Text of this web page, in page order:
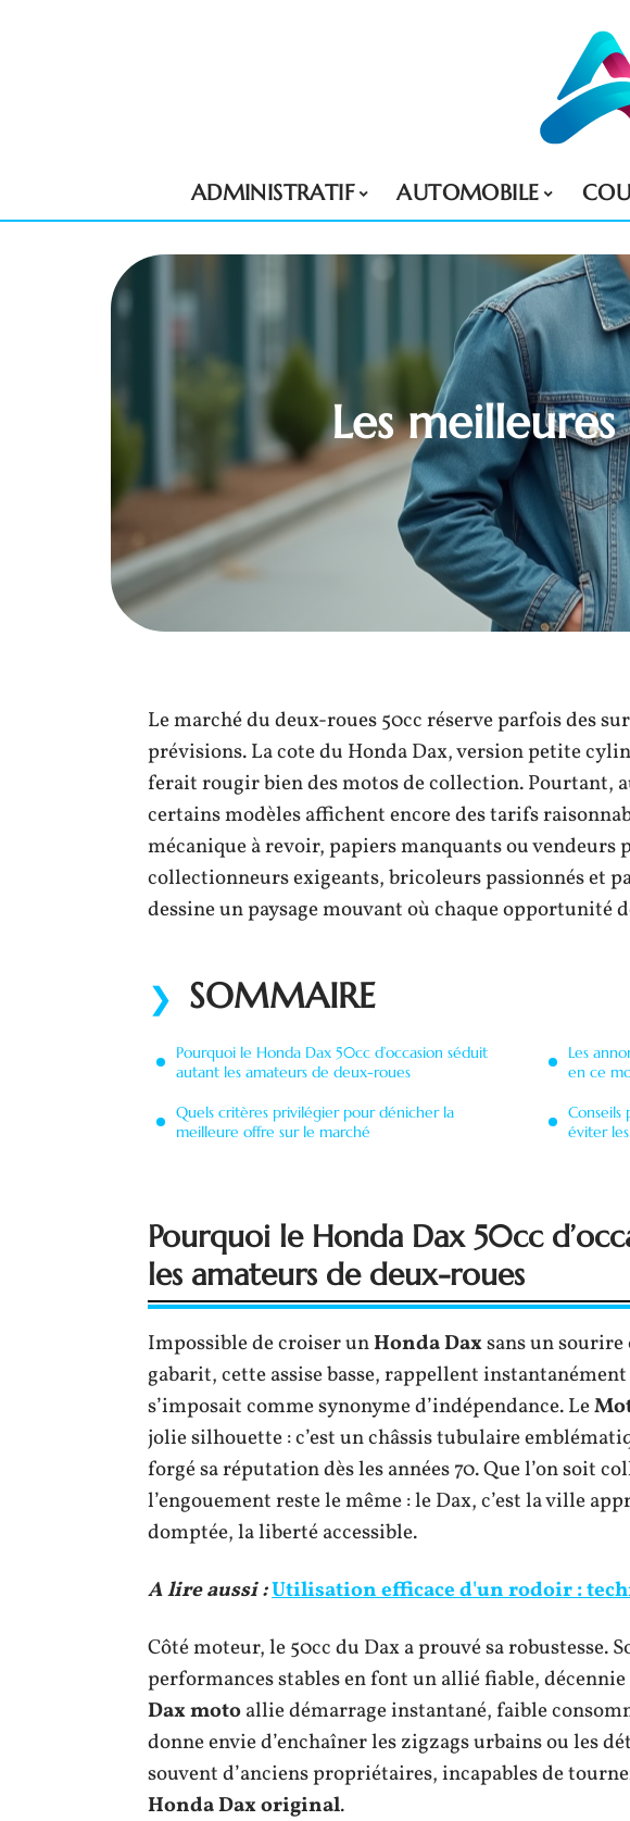
ADMINISTRATIF AUTOMOBILE
Les
Le marché du deux-roues 50cc réserve parfois des
prévisions. La cote du Honda Dax, version petite
ferait rougir bien des motos de collection. Pourtant,
certains modèles affichent encore des tarifs
mécanique à revoir, papiers manquants ou vendeurs
collectionneurs exigeants, bricoleurs passionnés et
dessine un paysage mouvant où chaque opportunité
SOMMAIRE
Pourquoi le Honda Dax 50cc d’occasion séduit
autant les amateurs de deux-roues
Quels critères privilégier pour dénicher la
meilleure offre sur le marché
Les
en ce
Conseils
éviter
Pourquoi le Honda Dax 50cc
les amateurs de deux-roues
Impossible de croiser unHonda Daxsans un
gabarit, cette assise basse, rappellent
s’imposait comme synonyme d’indépendance. Le
jolie silhouette : c’est un châssis tubulaire
forgé sa réputation dès les années 70. Que l’on soit
l’engouement reste le même : le Dax, c’est la ville
domptée, la liberté accessible.
A lire aussi :Utilisation efficace d'un rodoir :
Côté moteur, le 50cc du Dax a prouvé sa robustesse.
performances stables en font un allié fiable, décennie
Dax motoallie démarrage instantané, faible
donne envie d’enchaîner les zigzags urbains ou les
souvent d’anciens propriétaires, incapables de
Honda Dax original.